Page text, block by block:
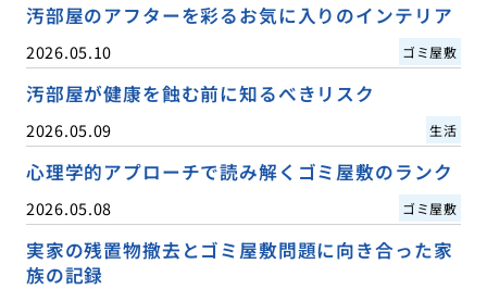
汚部屋のアフターを彩るお気に入りのインテリア
2026.05.10 ゴミ屋敷
汚部屋が健康を蝕む前に知るべきリスク
2026.05.09 生活
心理学的アプローチで読み解くゴミ屋敷のランク
2026.05.08 ゴミ屋敷
実家の残置物撤去とゴミ屋敷問題に向き合った家
族の記録